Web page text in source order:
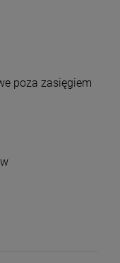
poza zasięgiem